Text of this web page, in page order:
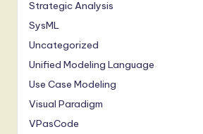
n
d
D
g
it
Strategic Analysis
SysML
Uncategorized
Unified Modeling Language
Use Case Modeling
Visual Paradigm
VPasCode